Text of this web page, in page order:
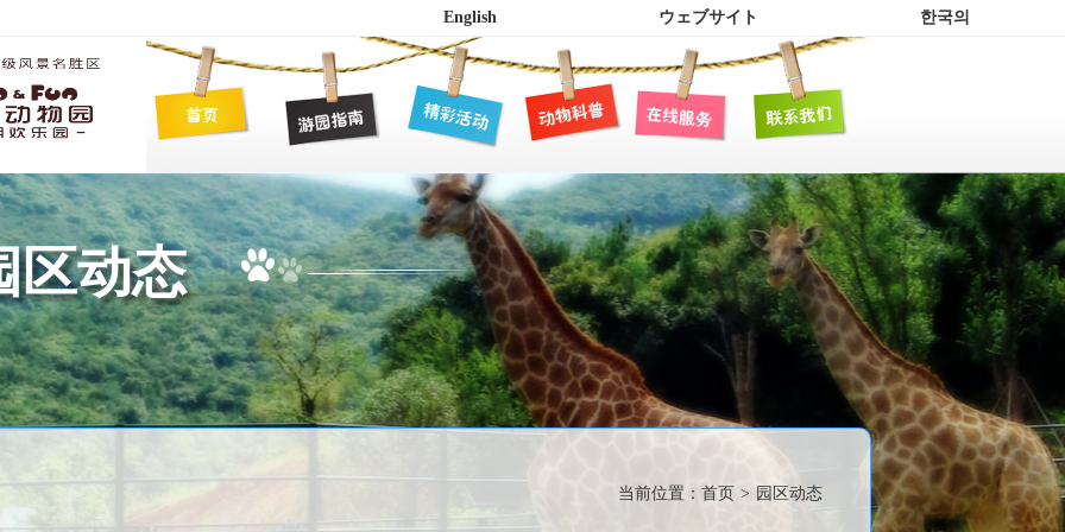
English ウェブサイト 한국의
区动态
当前位置： 首页 > 园区动态